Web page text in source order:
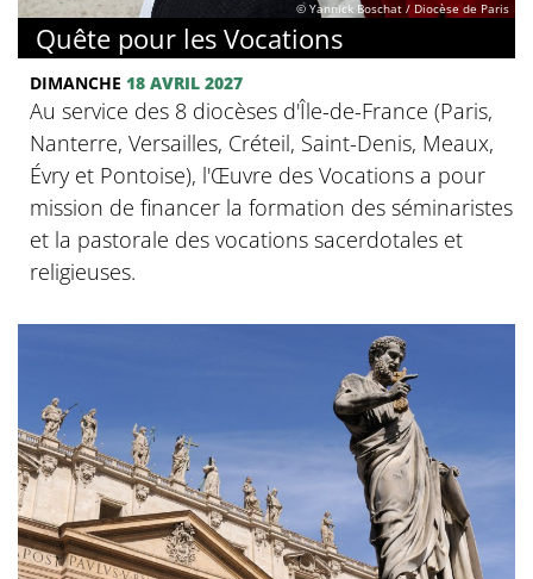
© Yannick Boschat / Diocèse de Paris
Quête pour les Vocations
DIMANCHE 18 AVRIL 2027
Au service des 8 diocèses d'Île-de-France (Paris,
Nanterre, Versailles, Créteil, Saint-Denis, Meaux,
Évry et Pontoise), l'Œuvre des Vocations a pour
mission de financer la formation des séminaristes
et la pastorale des vocations sacerdotales et
religieuses.